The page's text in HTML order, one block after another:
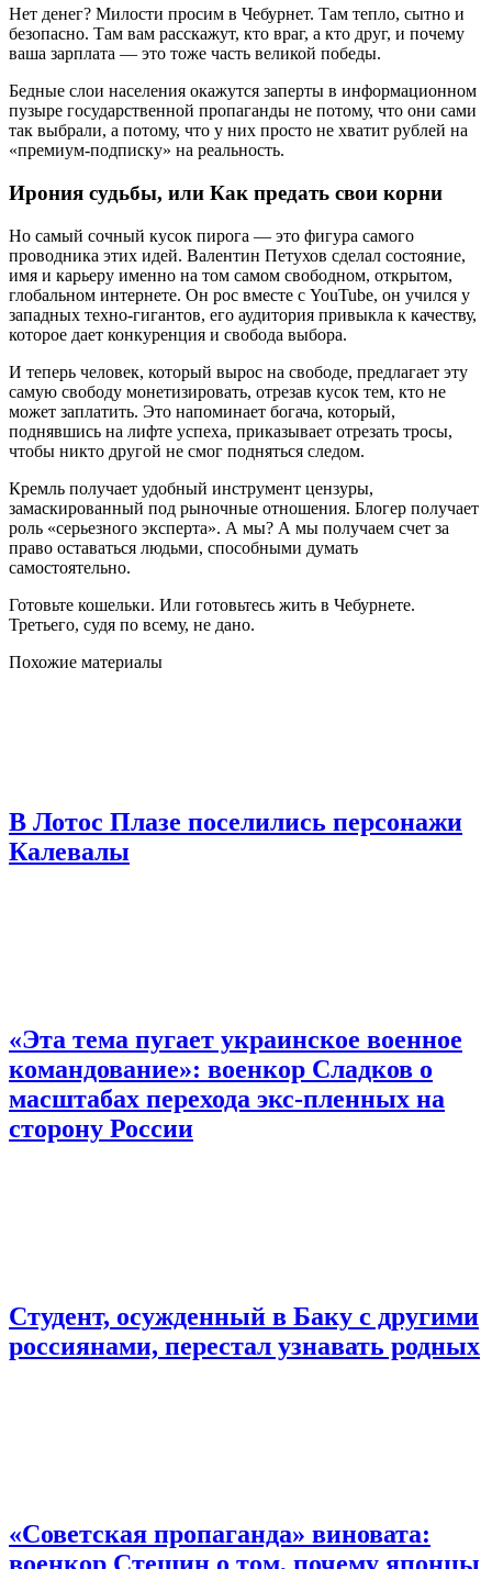
Нет денег? Милости просим в Чебурнет. Там тепло, сытно и
безопасно. Там вам расскажут, кто враг, а кто друг, и почему
ваша зарплата — это тоже часть великой победы.
Бедные слои населения окажутся заперты в информационном
пузыре государственной пропаганды не потому, что они сами
так выбрали, а потому, что у них просто не хватит рублей на
«премиум-подписку» на реальность.
Ирония судьбы, или Как предать свои корни
Но самый сочный кусок пирога — это фигура самого
проводника этих идей. Валентин Петухов сделал состояние,
имя и карьеру именно на том самом свободном, открытом,
глобальном интернете. Он рос вместе с YouTube, он учился у
западных техно-гигантов, его аудитория привыкла к качеству,
которое дает конкуренция и свобода выбора.
И теперь человек, который вырос на свободе, предлагает эту
самую свободу монетизировать, отрезав кусок тем, кто не
может заплатить. Это напоминает богача, который,
поднявшись на лифте успеха, приказывает отрезать тросы,
чтобы никто другой не смог подняться следом.
Кремль получает удобный инструмент цензуры,
замаскированный под рыночные отношения. Блогер получает
роль «серьезного эксперта». А мы? А мы получаем счет за
право оставаться людьми, способными думать
самостоятельно.
Готовьте кошельки. Или готовьтесь жить в Чебурнете.
Третьего, судя по всему, не дано.
Похожие материалы
В Лотос Плазе поселились персонажи
Калевалы
«Эта тема пугает украинское военное
командование»: военкор Сладков о
масштабах перехода экс-пленных на
сторону России
Студент, осужденный в Баку с другими
россиянами, перестал узнавать родных
«Советская пропаганда» виновата: